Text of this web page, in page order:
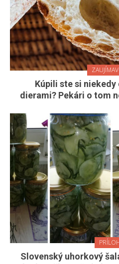
Kúpili ste si
dierami? Pekári o tom
Slovenský uhorkový